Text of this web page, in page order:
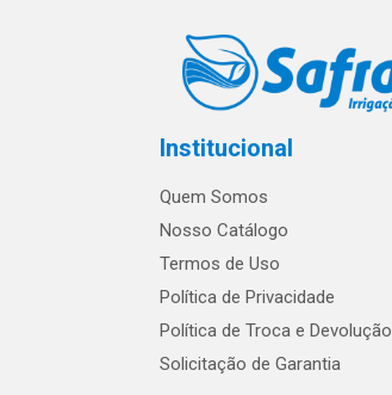
Institucional
Quem Somos
Nosso Catálogo
Termos de Uso
Política de Privacidade
Política de Troca e Devolução
Solicitação de Garantia